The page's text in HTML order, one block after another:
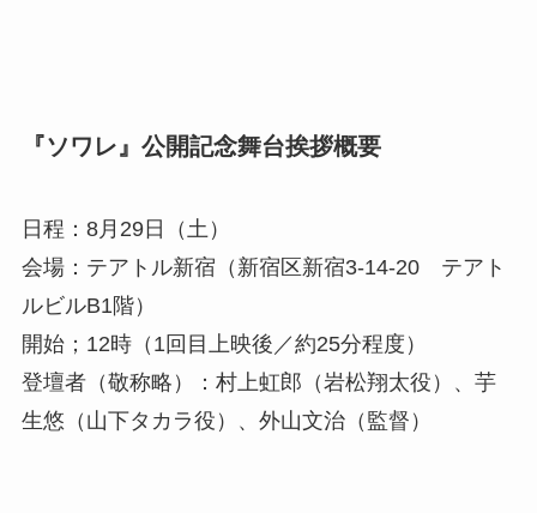
『ソワレ』公開記念舞台挨拶概要
日程：8月29日（土）
会場：テアトル新宿（新宿区新宿3-14-20 テアト
ルビルB1階）
開始；12時（1回目上映後／約25分程度）
登壇者（敬称略）：村上虹郎（岩松翔太役）、芋
生悠（山下タカラ役）、外山文治（監督）